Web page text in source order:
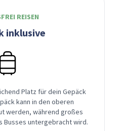
REISEN
inklusive
Platz für dein Gepäck
kann in den oberen
werden, während großes
Busses untergebracht wird.